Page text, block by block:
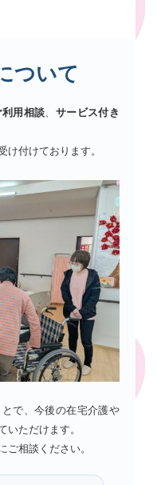
ついて
用相談
サービス付き
け付けております。
で、今後の在宅介護や
いただけます。
ご相談ください。